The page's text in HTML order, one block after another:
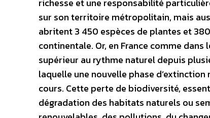
richesse et une responsabilité
sur son territoire métropolitain, mais
abritent 3 450 espèces de plantes et
continentale. Or, en France comme
supérieur au rythme naturel depuis
laquelle une nouvelle phase
cours. Cette perte de biodiversité,
dégradation des habitats naturels ou